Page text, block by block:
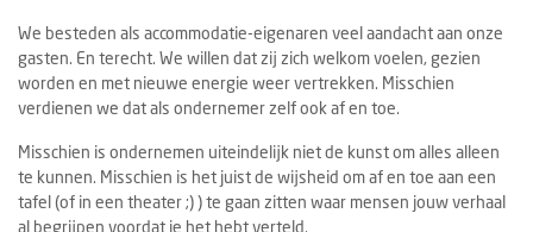
We besteden als accommodatie-eigenaren veel aandacht aan onze
gasten. En terecht. We willen dat zij zich welkom voelen, gezien
worden en met nieuwe energie weer vertrekken. Misschien
verdienen we dat als ondernemer zelf ook af en toe.
Misschien is ondernemen uiteindelijk niet de kunst om alles alleen
te kunnen. Misschien is het juist de wijsheid om af en toe aan een
tafel (of in een theater ;) ) te gaan zitten waar mensen jouw verhaal
al begrijpen voordat je het hebt verteld.